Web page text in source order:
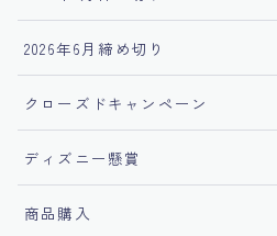
2026年6月締め切り
クローズドキャンペーン
ディズニー懸賞
商品購入